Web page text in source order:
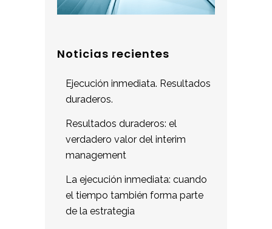
Noticias recientes
Ejecución inmediata. Resultados
duraderos.
Resultados duraderos: el
verdadero valor del interim
management
La ejecución inmediata: cuando
el tiempo también forma parte
de la estrategia